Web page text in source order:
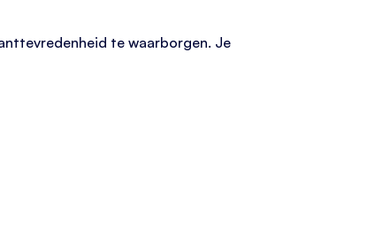
te waarborgen. Je